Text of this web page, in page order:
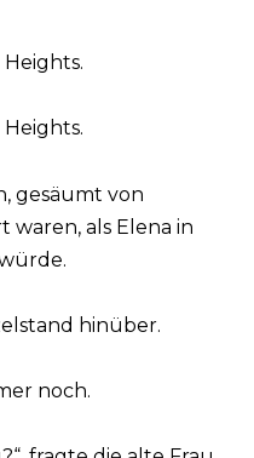
gesäumt von
waren, als Elena in
hinüber.
noch.